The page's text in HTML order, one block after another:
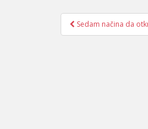
Post
navigation
Sedam načina da